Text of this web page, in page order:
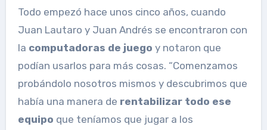
Todo empezó hace unos cinco años, cuando
Juan Lautaro y Juan Andrés se encontraron con
la computadoras de juego y notaron que
podían usarlos para más cosas. “Comenzamos
probándolo nosotros mismos y descubrimos que
había una manera de rentabilizar todo ese
equipo que teníamos que jugar a los